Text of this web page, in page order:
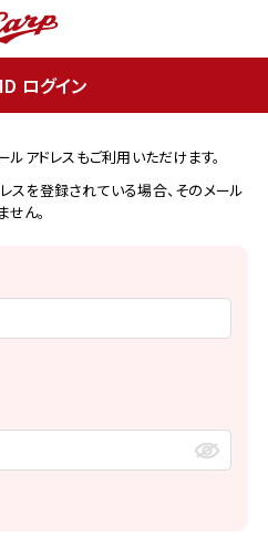
ログイン
アドレスもご利用いただけます。
を登録されている場合、そのメール
ん。